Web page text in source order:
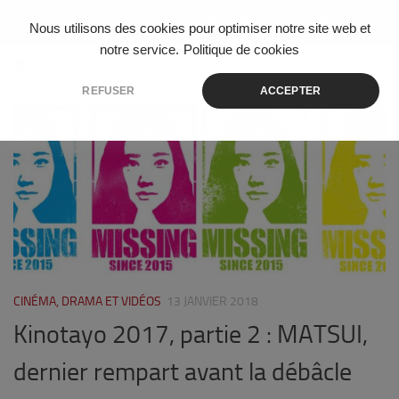
Nous utilisons des cookies pour optimiser notre site web et
notre service. Politique de cookies
REFUSER ACCEPTER
Skip to content
CINÉMA, DRAMA ET VIDÉOS 13 JANVIER 2018
Kinotayo 2017, partie 2 : MATSUI,
dernier rempart avant la débâcle